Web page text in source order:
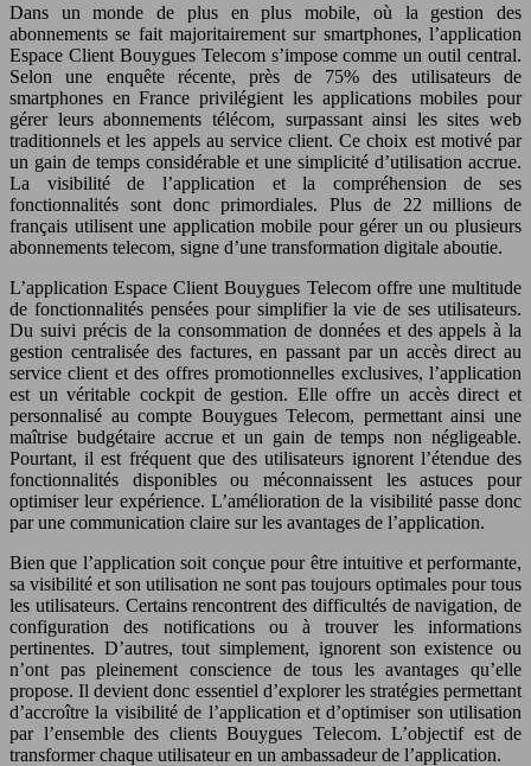
Dans un monde de plus en plus mobile, où la gestion des
abonnements se fait majoritairement sur smartphones, l’application
Espace Client Bouygues Telecom s’impose comme un outil central.
Selon une enquête récente, près de 75% des utilisateurs de
smartphones en France privilégient les applications mobiles pour
gérer leurs abonnements télécom, surpassant ainsi les sites web
traditionnels et les appels au service client. Ce choix est motivé par
un gain de temps considérable et une simplicité d’utilisation accrue.
La visibilité de l’application et la compréhension de ses
fonctionnalités sont donc primordiales. Plus de 22 millions de
français utilisent une application mobile pour gérer un ou plusieurs
abonnements telecom, signe d’une transformation digitale aboutie.
L’application Espace Client Bouygues Telecom offre une multitude
de fonctionnalités pensées pour simplifier la vie de ses utilisateurs.
Du suivi précis de la consommation de données et des appels à la
gestion centralisée des factures, en passant par un accès direct au
service client et des offres promotionnelles exclusives, l’application
est un véritable cockpit de gestion. Elle offre un accès direct et
personnalisé au compte Bouygues Telecom, permettant ainsi une
maîtrise budgétaire accrue et un gain de temps non négligeable.
Pourtant, il est fréquent que des utilisateurs ignorent l’étendue des
fonctionnalités disponibles ou méconnaissent les astuces pour
optimiser leur expérience. L’amélioration de la visibilité passe donc
par une communication claire sur les avantages de l’application.
Bien que l’application soit conçue pour être intuitive et performante,
sa visibilité et son utilisation ne sont pas toujours optimales pour tous
les utilisateurs. Certains rencontrent des difficultés de navigation, de
configuration des notifications ou à trouver les informations
pertinentes. D’autres, tout simplement, ignorent son existence ou
n’ont pas pleinement conscience de tous les avantages qu’elle
propose. Il devient donc essentiel d’explorer les stratégies permettant
d’accroître la visibilité de l’application et d’optimiser son utilisation
par l’ensemble des clients Bouygues Telecom. L’objectif est de
transformer chaque utilisateur en un ambassadeur de l’application.